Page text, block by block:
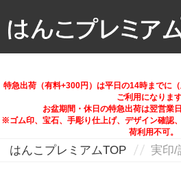
特急出荷（有料+300円）は平日の14時までに
ご利用になります
お盆期間・休日の特急出荷は翌営業
※ゴム印、宝石、手彫り仕上げ、デザイン確認
荷利用不可。
はんこプレミアムTOP 実印/